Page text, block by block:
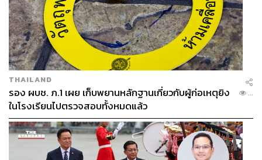
THAILAND
รอง ผบช. ภ.1 เผย เก็บพยานหลักฐานเกี่ยวกับผู้ก่อเหตุยิง
ในโรงเรียนไปตรวจสอบทั้งหมดแล้ว
...